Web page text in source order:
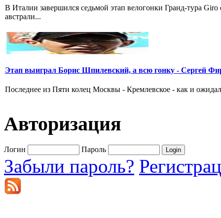
В Италии завершился седьмой этап велогонки Гранд-тура
австрали...
Этап выиграл Борис Шпилевский, а всю гонку - Сергей
Последнее из Пяти колец Москвы - Кремлевское - как и
Авторизация
Логин Пароль
Забыли пароль?